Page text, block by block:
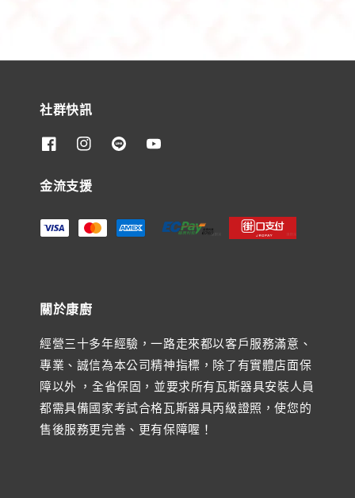
社群快訊
金流支援
關於康廚
經營三十多年經驗，一路走來都以客戶服務滿意、
專業、誠信為本公司精神指標，除了有實體店面保
障以外 ，全省保固，並要求所有瓦斯器具安裝人員
都需具備國家考試合格瓦斯器具丙級證照，使您的
售後服務更完善、更有保障喔！